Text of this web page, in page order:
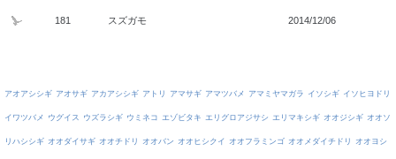
181 スズガモ 2014/12/06
アオアシシギ アオサギ アカアシシギ アトリ アマサギ アマツバメ アマミヤマガラ イソシギ イソヒヨドリ
イワツバメ ウグイス ウズラシギ ウミネコ エゾビタキ エリグロアジサシ エリマキシギ オオジシギ オオソ
リハシシギ オオダイサギ オオチドリ オオバン オオヒシクイ オオフラミンゴ オオメダイチドリ オオヨシ